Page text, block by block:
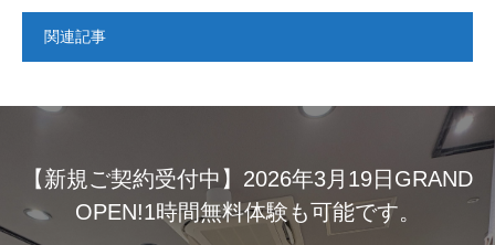
関連記事
【新規ご契約受付中】2026年3月19日GRAND
OPEN!1時間無料体験も可能です。